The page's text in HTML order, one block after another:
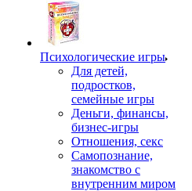
Психологические игры
Для детей,
подростков,
семейные игры
Деньги, финансы,
бизнес-игры
Отношения, секс
Самопознание,
знакомство с
внутренним миром